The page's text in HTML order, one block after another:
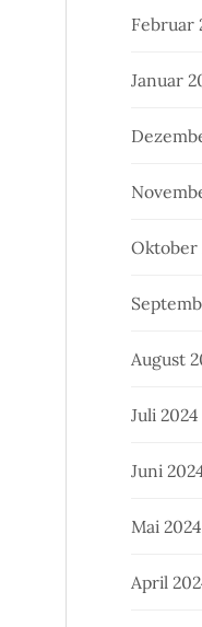
Februar
Januar
Oktober
August
Juli 2024
Juni
Mai 2024
April